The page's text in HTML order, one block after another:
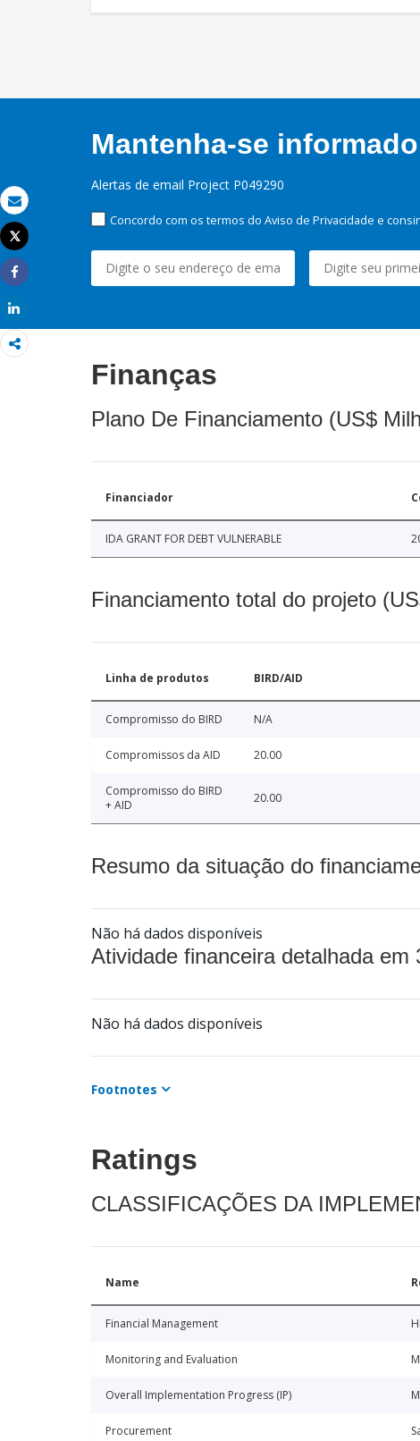
Email
Imprimir
Tweet
Share
Mantenha-se
Alertas de email Project P049290
Concordo com os termos do Aviso de Privacidade e
Finanças
Plano De Financiamento (US$
Financiador
IDA GRANT FOR DEBT VULNERABLE
Financiamento total do projeto
Linha de produtos BIRD/AID
Compromisso do BIRD N/A
Compromissos da AID 20.00
Compromisso do BIRD
+ AID
20.00
Resumo da situação do
Não há dados disponíveis
Atividade financeira detalhada em
Não há dados disponíveis
Footnotes
Ratings
CLASSIFICAÇÕES DA
Name
Financial Management
Monitoring and Evaluation
Overall Implementation Progress (IP)
Procurement